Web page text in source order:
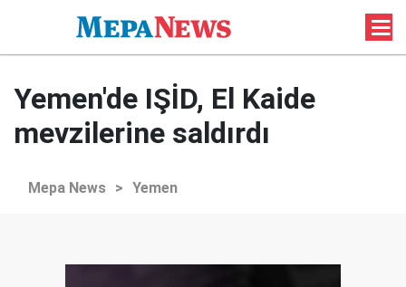
Yemen'de IŞİD, El Kaide
mevzilerine saldırdı
Mepa News > Yemen